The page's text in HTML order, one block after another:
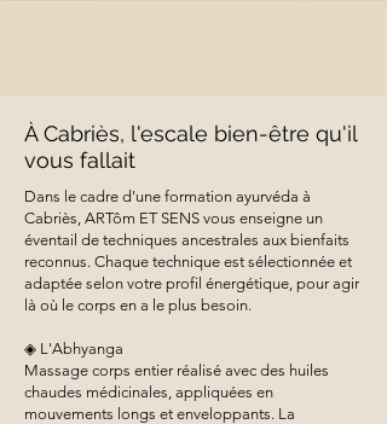
À Cabriès, l'escale bien-être qu'il
vous fallait
Dans le cadre d'une formation ayurvéda à
Cabriès, ARTôm ET SENS vous enseigne un
éventail de techniques ancestrales aux bienfaits
reconnus. Chaque technique est sélectionnée et
adaptée selon votre profil énergétique, pour agir
là où le corps en a le plus besoin.
◈ L'Abhyanga
Massage corps entier réalisé avec des huiles
chaudes médicinales, appliquées en
mouvements longs et enveloppants. La